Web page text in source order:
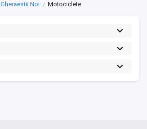
Gheraestii Noi Motociclete